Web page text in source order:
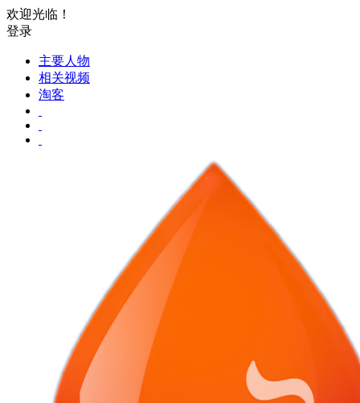
欢迎光临！
登录
主要人物
相关视频
淘客